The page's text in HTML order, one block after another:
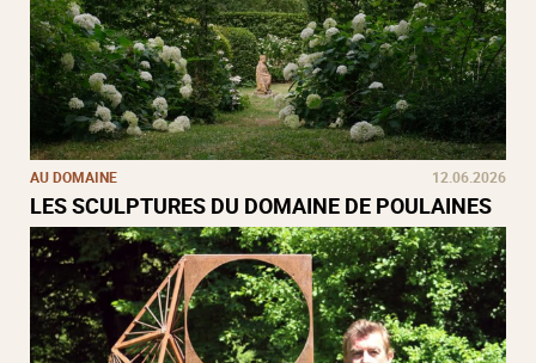
AU DOMAINE 12.06.2026
LES SCULPTURES DU DOMAINE DE POULAINES